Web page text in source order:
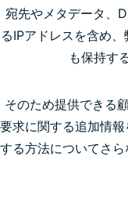
宛先やメタデータ、
るIPアドレスを含め
も保持す
そのため提供できる
要求に関する追加情
する方法についてさ